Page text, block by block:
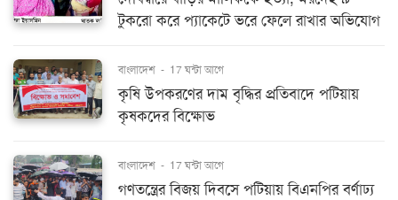
টুকরো করে প্যাকেটে ভরে ফেলে রাখার অভিযোগ
বাংলাদেশ - 17 ঘন্টা আগে
কৃষি উপকরণের দাম বৃদ্ধির প্রতিবাদে পটিয়ায়
কৃষকদের বিক্ষোভ
বাংলাদেশ - 17 ঘন্টা আগে
গণতন্ত্রের বিজয় দিবসে পটিয়ায় বিএনপির বর্ণাঢ্য